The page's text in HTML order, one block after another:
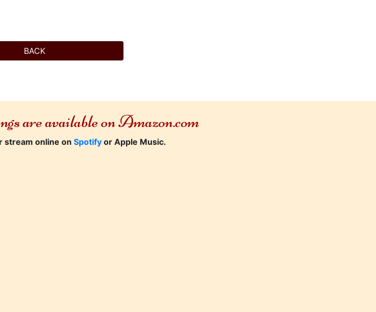
BACK
are available on Amazon.com
stream online on Spotify or Apple Music.